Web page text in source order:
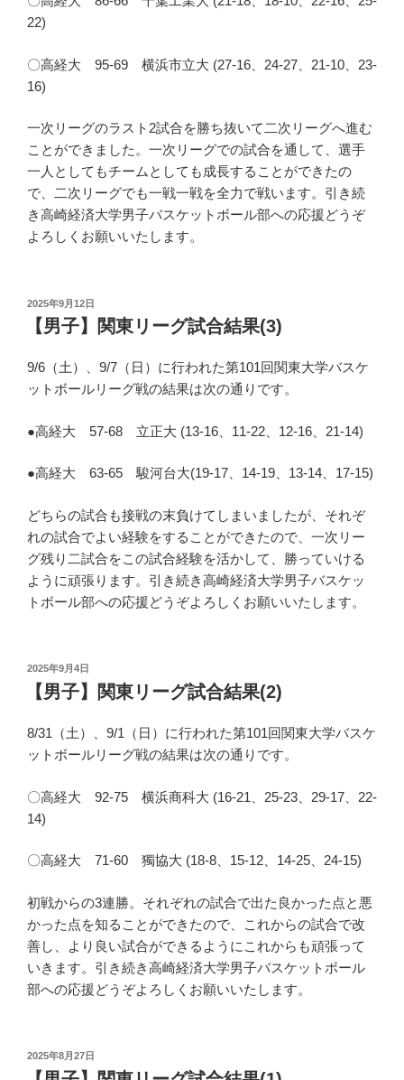
22)
〇高経大 95-69 横浜市立大 (27-16、24-27、21-10、23-
16)
一次リーグのラスト2試合を勝ち抜いて二次リーグへ進む
ことができました。一次リーグでの試合を通して、選手
一人としてもチームとしても成長することができたの
で、二次リーグでも一戦一戦を全力で戦います。引き続
き高崎経済大学男子バスケットボール部への応援どうぞ
よろしくお願いいたします。
投
日:
2025年9月12日
【男子】関東リーグ試合結果(3)
9/6（土）、9/7（日）に行われた第101回関東大学バスケ
ットボールリーグ戦の結果は次の通りです。
●高経大 57-68 立正大 (13-16、11-22、12-16、21-14)
●高経大 63-65 駿河台大(19-17、14-19、13-14、17-15)
どちらの試合も接戦の末負けてしまいましたが、それぞ
れの試合でよい経験をすることができたので、一次リー
グ残り二試合をこの試合経験を活かして、勝っていける
ように頑張ります。引き続き高崎経済大学男子バスケッ
トボール部への応援どうぞよろしくお願いいたします。
投
日:
2025年9月4日
【男子】関東リーグ試合結果(2)
8/31（土）、9/1（日）に行われた第101回関東大学バスケ
ットボールリーグ戦の結果は次の通りです。
〇高経大 92-75 横浜商科大 (16-21、25-23、29-17、22-
14)
〇高経大 71-60 獨協大 (18-8、15-12、14-25、24-15)
初戦からの3連勝。それぞれの試合で出た良かった点と悪
かった点を知ることができたので、これからの試合で改
善し、より良い試合ができるようにこれからも頑張って
いきます。引き続き高崎経済大学男子バスケットボール
部への応援どうぞよろしくお願いいたします。
投
2025年8月27日